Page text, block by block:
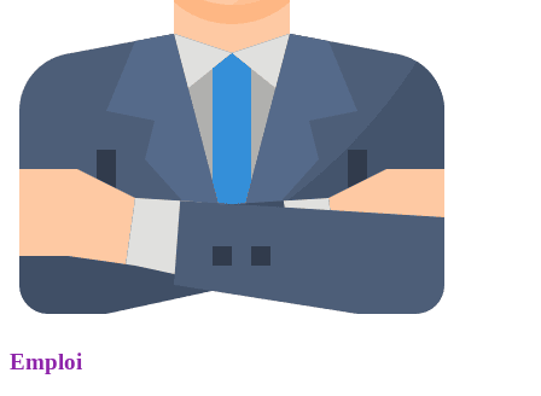
Emploi